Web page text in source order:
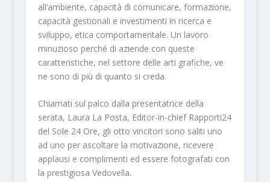
all’ambiente, capacità di comunicare, formazione,
capacità gestionali e investimenti in ricerca e
sviluppo, etica comportamentale. Un lavoro
minuzioso perché di aziende con queste
caratteristiche, nel settore delle arti grafiche, ve
ne sono di più di quanto si creda.
Chiamati sul palco dalla presentatrice della
serata, Laura La Posta, Editor-in-chief Rapporti24
del Sole 24 Ore, gli otto vincitori sono saliti uno
ad uno per ascoltare la motivazione, ricevere
applausi e complimenti ed essere fotografati con
la prestigiosa Vedovella.